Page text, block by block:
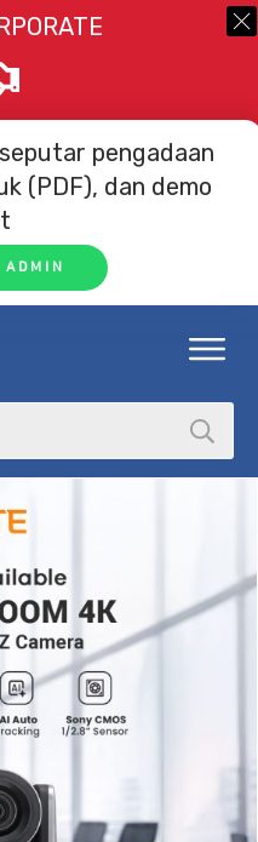
pengadaan
(PDF), dan demo